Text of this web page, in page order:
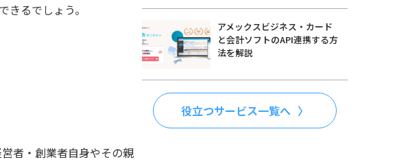
るでしょう。
者・創業者自身やその親
アメックスビジネス・カード
と会計ソフトのAPI連携する方
法を解説
役立つサービス一覧へ